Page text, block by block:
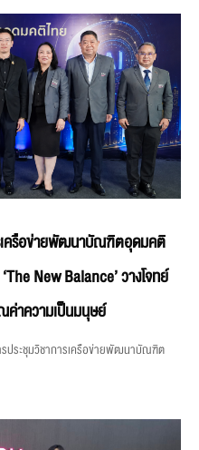
เครือข่ายพัฒนาบัณฑิตอุดมคติ
New Balance’ วางโจทย์
ค่าความเป็นมนุษย์
ประชุมวิชาการเครือข่ายพัฒนาบัณฑิต